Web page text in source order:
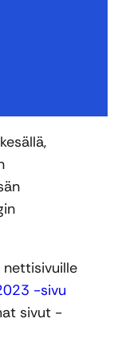
nettisivuille
-sivu
sivut -